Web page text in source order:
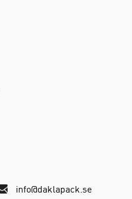
info@daklapack.se